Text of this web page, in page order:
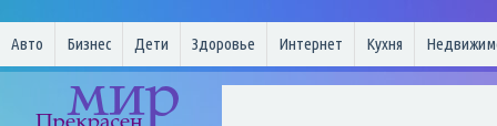
Авто Бизнес Дети Здоровье Интернет Кухня